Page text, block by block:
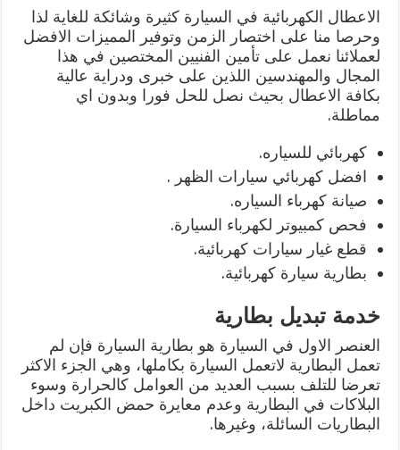
الاعطال الكهربائية في السيارة كثيرة وشائكة للغاية لذا
وحرصا منا على اختصار الزمن وتوفير المميزات الافضل
لعملائنا نعمل على تأمين الفنيين المختصين في هذا
المجال والمهندسين اللذين على خبرى ودراية عالية
بكافة الاعطال بحيث نصل للحل فورا وبدون اي
مماطلة.
كهربائي للسياره.
افضل كهربائي سيارات الظهر .
صيانة كهرباء السياره.
فحص كمبيوتر لكهرباء السيارة.
قطع غيار سيارات كهربائية.
بطارية سيارة كهربائية.
خدمة تبديل بطارية
العنصر الاول في السيارة هو بطارية السيارة فإن لم
تعمل البطارية لاتعمل السيارة بكاملها، وهي الجزء الاكثر
تعرضا للتلف بسبب العديد من العوامل كالحرارة وسوء
البلاكات في البطارية وعدم معايرة حمض الكبريت داخل
البطاريات السائلة، وغيرها.